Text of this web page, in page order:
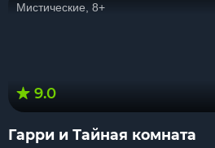
Мистические, 8+
9.0
Гарри и Тайная комната